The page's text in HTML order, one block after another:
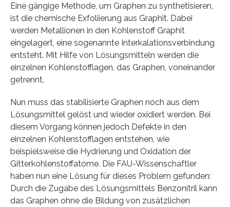
Eine gängige Methode, um Graphen zu synthetisieren,
ist die chemische Exfoliierung aus Graphit. Dabei
werden Metallionen in den Kohlenstoff Graphit
eingelagert, eine sogenannte Interkalationsverbindung
entsteht. Mit Hilfe von Lösungsmitteln werden die
einzelnen Kohlenstofflagen, das Graphen, voneinander
getrennt.
Nun muss das stabilisierte Graphen noch aus dem
Lösungsmittel gelöst und wieder oxidiert werden. Bei
diesem Vorgang können jedoch Defekte in den
einzelnen Kohlenstofflagen entstehen, wie
beispielsweise die Hydrierung und Oxidation der
Gitterkohlenstoffatome. Die FAU-Wissenschaftler
haben nun eine Lösung für dieses Problem gefunden:
Durch die Zugabe des Lösungsmittels Benzonitril kann
das Graphen ohne die Bildung von zusätzlichen